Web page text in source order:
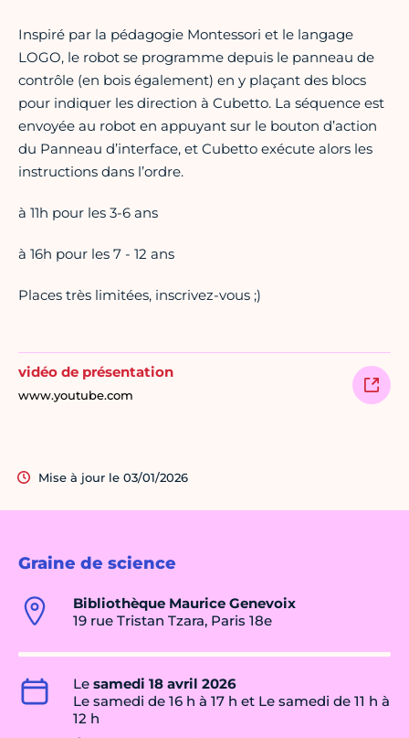
Graine de science
Bibliothèque Maurice Genevoix
19 rue Tristan Tzara, Paris 18e
Le samedi 18 avril 2026
Le samedi de 16 h à 17 h et Le samedi de 11 h à
12 h
Inspiré par la pédagogie Montessori et le langage
LOGO, le robot se programme depuis le panneau de
contrôle (en bois également) en y plaçant des blocs
pour indiquer les direction à Cubetto. La séquence est
envoyée au robot en appuyant sur le bouton d’action
du Panneau d’interface, et Cubetto exécute alors les
instructions dans l’ordre.
à 11h pour les 3-6 ans
à 16h pour les 7 - 12 ans
Places très limitées, inscrivez-vous ;)
vidéo de présentation
www.youtube.com
Mise à jour le 03/01/2026